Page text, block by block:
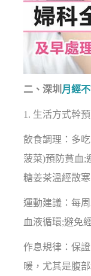
二、深圳 月經
1. 生活方式幹
飲食調理：多
菠菜)預防貧血;
糖姜茶溫經散寒
運動建議：每
血液循環;避免
作息規律：保
暖，尤其是腹